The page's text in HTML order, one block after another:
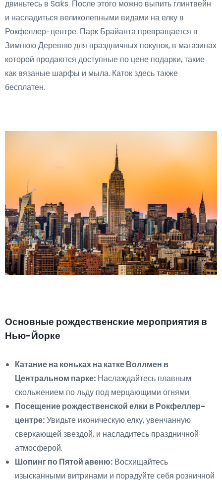
двиньтесь в Saks. После этого можно выпить глинтвейн
и насладиться великолепными видами на елку в
Рокфеллер-центре. Парк Брайанта превращается в
Зимнюю Деревню для праздничных покупок, в магазинах
которой продаются доступные по цене подарки, такие
как вязаные шарфы и мыла. Каток здесь также
бесплатен.
Основные рождественские мероприятия в
Нью-Йорке
Катание на коньках на катке Воллмен в
Центральном парке: Наслаждайтесь плавным
скольжением по льду под мерцающими огнями.
Посещение рождественской елки в Рокфеллер-
центре:Увидьте иконическую елку, увенчанную
сверкающей звездой, и насладитесь праздничной
атмосферой.
Шопинг по Пятой авеню: Восхищайтесь
изысканными витринами и порадуйте себя розничной